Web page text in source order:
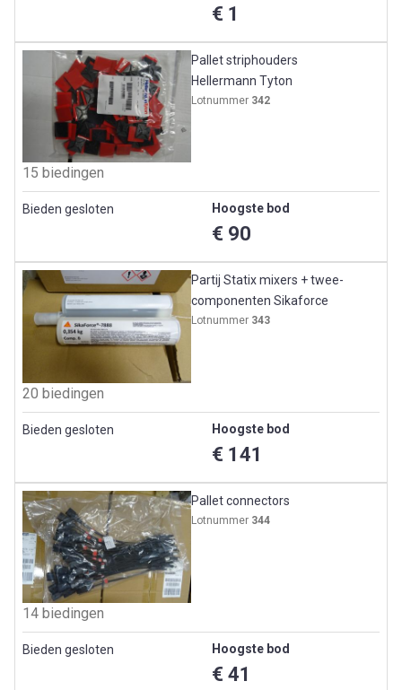
€ 1
Pallet striphouders
Hellermann Tyton
Lotnummer 342
15 biedingen
Bieden gesloten Hoogste bod
€ 90
Partij Statix mixers + twee-
componenten Sikaforce
Lotnummer 343
20 biedingen
Bieden gesloten Hoogste bod
€ 141
Pallet connectors
Lotnummer 344
14 biedingen
Bieden gesloten Hoogste bod
€ 41